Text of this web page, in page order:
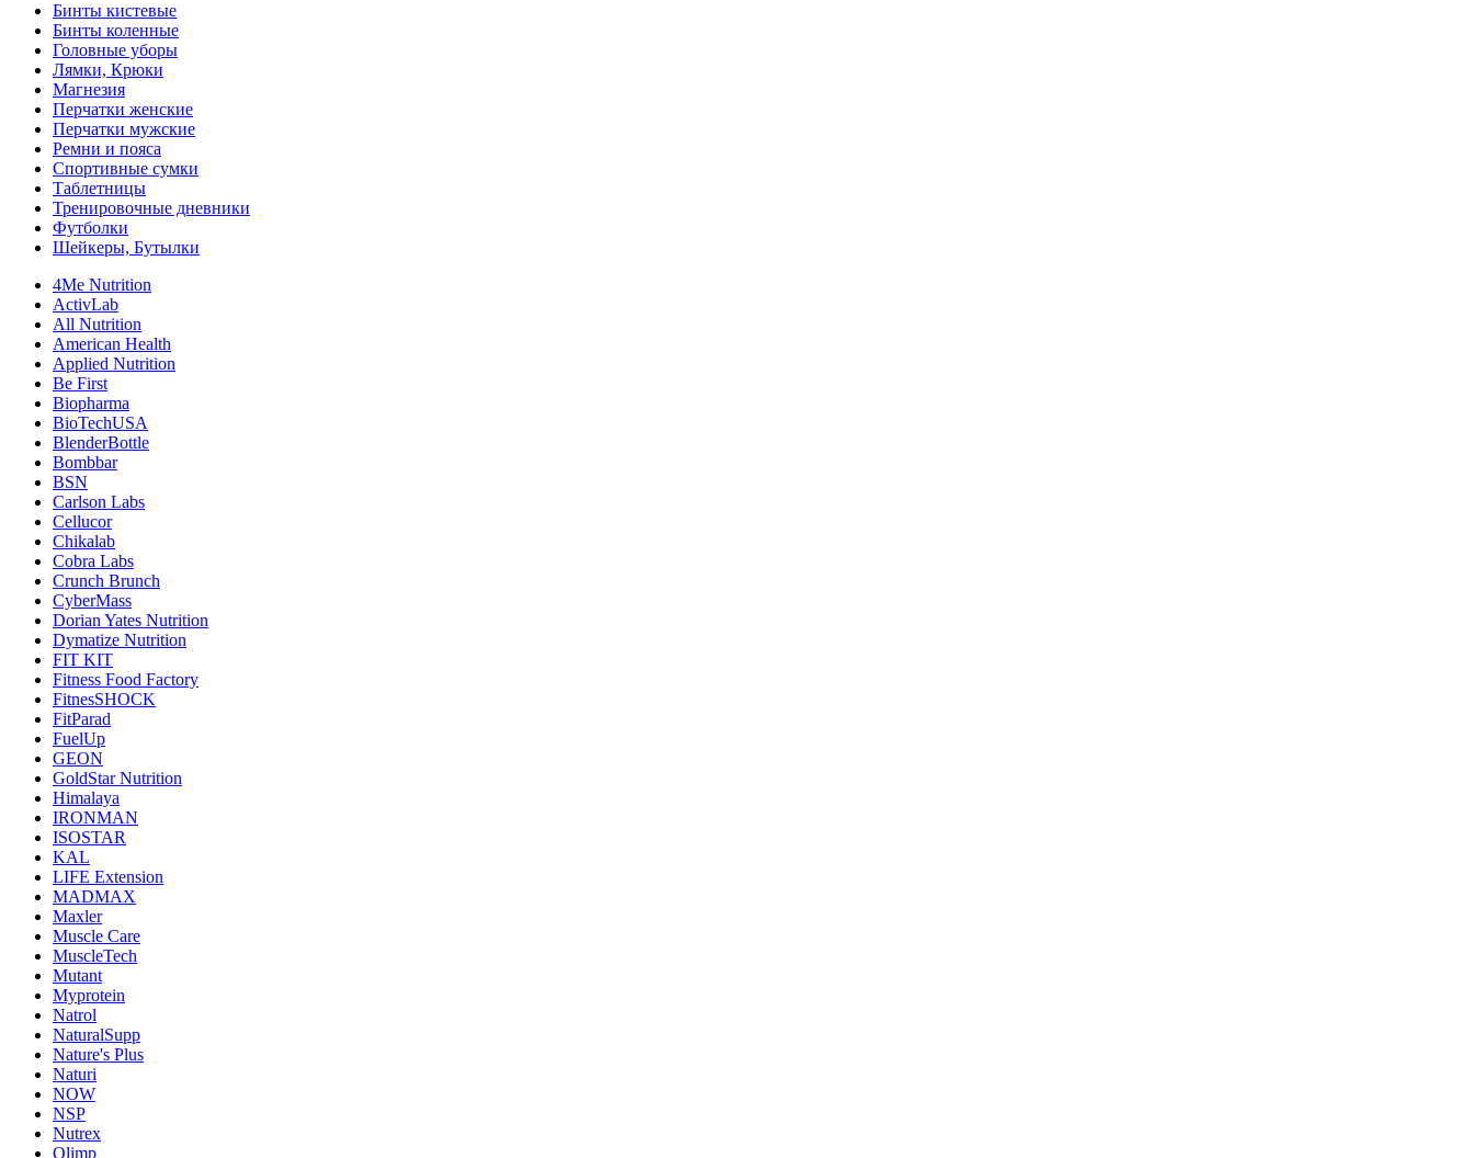
Бинты кистевые
Бинты коленные
Головные уборы
Лямки, Крюки
Магнезия
Перчатки женские
Перчатки мужские
Ремни и пояса
Спортивные сумки
Таблетницы
Тренировочные дневники
Футболки
Шейкеры, Бутылки
4Me Nutrition
ActivLab
All Nutrition
American Health
Applied Nutrition
Be First
Biopharma
BioTechUSA
BlenderBottle
Bombbar
BSN
Carlson Labs
Cellucor
Chikalab
Cobra Labs
Crunch Brunch
CyberMass
Dorian Yates Nutrition
Dymatize Nutrition
FIT KIT
Fitness Food Factory
FitnesSHOCK
FitParad
FuelUp
GEON
GoldStar Nutrition
Himalaya
IRONMAN
ISOSTAR
KAL
LIFE Extension
MADMAX
Maxler
Muscle Care
MuscleTech
Mutant
Myprotein
Natrol
NaturalSupp
Nature's Plus
Naturi
NOW
NSP
Nutrex
Olimp